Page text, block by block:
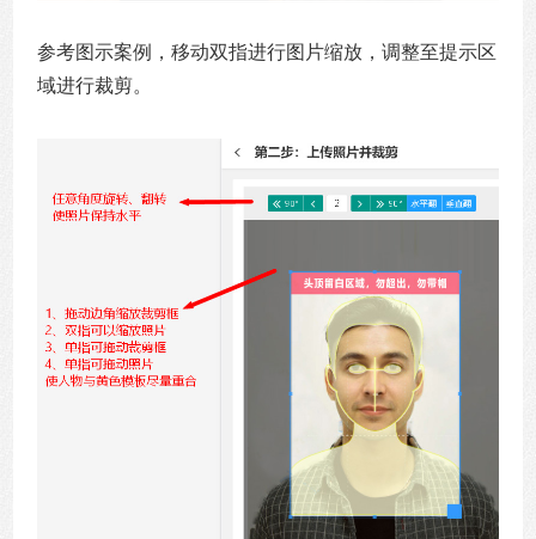
参考图示案例，移动双指进行图片缩放，调整至提示区
域进行裁剪。